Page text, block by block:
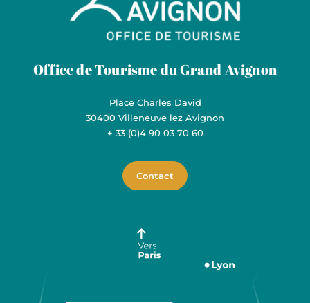
Grand Avignon Tourisme
Office de Tourisme du Grand Avignon
Place Charles David
30400 Villeneuve lez Avignon
+ 33 (0)4 90 03 70 60
Contact